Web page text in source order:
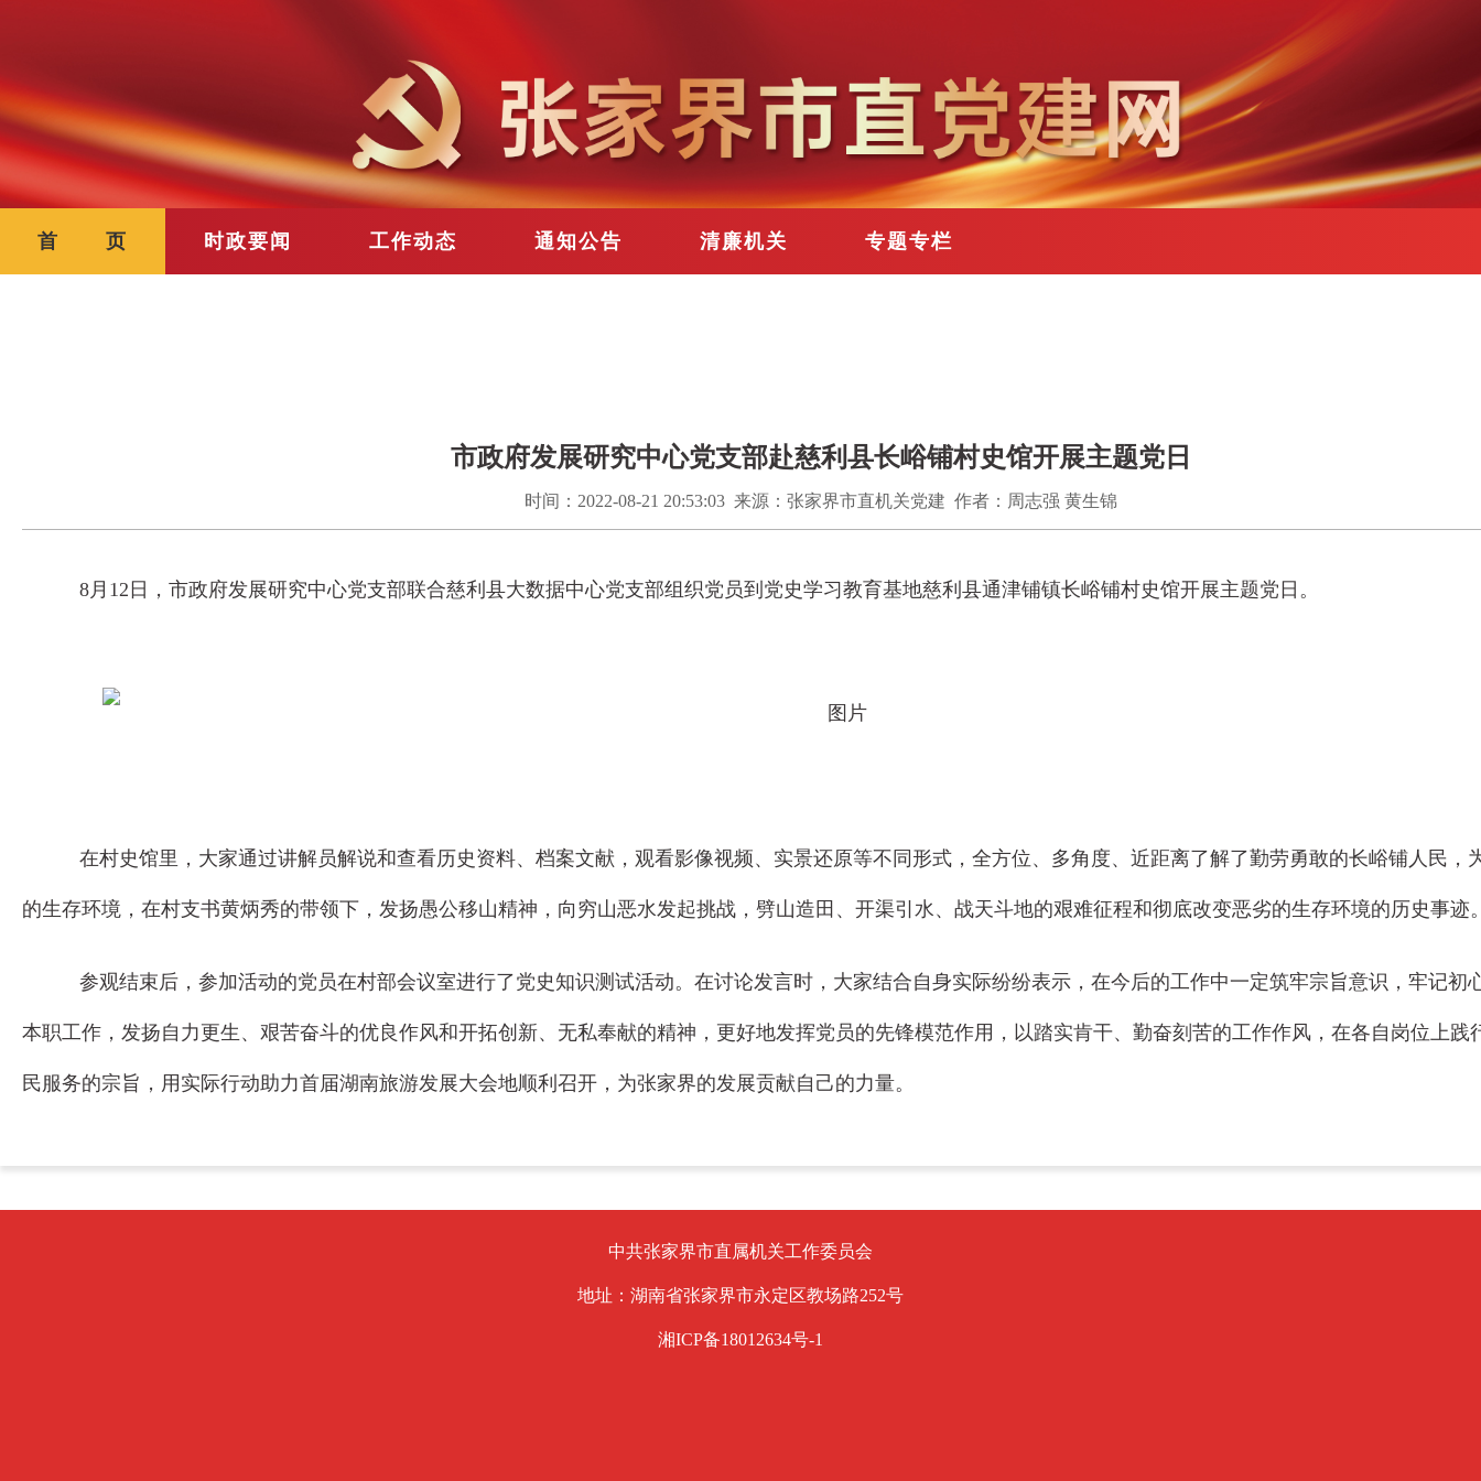
首 页 时政要闻 工作动态 通知公告 清廉机关 专题专栏
市政府发展研究中心党支部赴慈利县长峪铺村史馆开展主题党日
时间：2022-08-21 20:53:03 来源：张家界市直机关党建 作者：周志强 黄生锦
8月12日，市政府发展研究中心党支部联合慈利县大数据中心党支部组织党员到党史学习教育基地慈利县通津铺镇长峪铺村史馆开展主题党日。
在村史馆里，大家通过讲解员解说和查看历史资料、档案文献，观看影像视频、实景还原等不同形式，全方位、多角度、近距离了解了勤劳勇敢的长峪铺人民，
的生存环境，在村支书黄炳秀的带领下，发扬愚公移山精神，向穷山恶水发起挑战，劈山造田、开渠引水、战天斗地的艰难征程和彻底改变恶劣的生存环境的历史事迹
参观结束后，参加活动的党员在村部会议室进行了党史知识测试活动。在讨论发言时，大家结合自身实际纷纷表示，在今后的工作中一定筑牢宗旨意识，牢记初
本职工作，发扬自力更生、艰苦奋斗的优良作风和开拓创新、无私奉献的精神，更好地发挥党员的先锋模范作用，以踏实肯干、勤奋刻苦的工作作风，在各自岗位上践
民服务的宗旨，用实际行动助力首届湖南旅游发展大会地顺利召开，为张家界的发展贡献自己的力量。
中共张家界市直属机关工作委员会
地址：湖南省张家界市永定区教场路252号
湘ICP备18012634号-1